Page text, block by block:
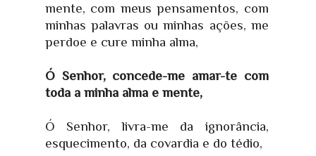
mente, com meus pensamentos, com
minhas palavras ou minhas ações, me
perdoe e cure minha alma,
Ó Senhor, concede-me amar-te com
toda a minha alma e mente,
Ó Senhor, livra-me da ignorância,
esquecimento, da covardia e do tédio,